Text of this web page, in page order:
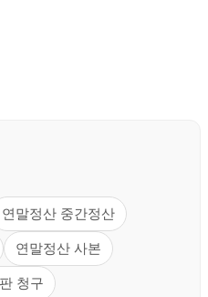
연말정산 중간정산
연말정산 사본
청구